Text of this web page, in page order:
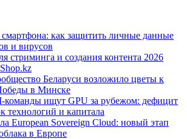
смартфона: как защитить личные данные
и вирусов
стриминга и создания контента 2026
Беларуси возложило цветы к
в Минске
команды ищут GPU за рубежом: дефицит
технологий и капитала
European Sovereign Cloud: новый этап
в Европе